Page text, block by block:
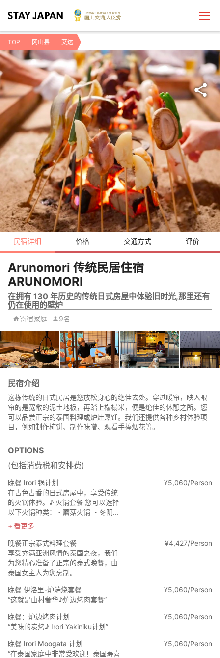
TOP 冈山县 艾达
民宿详细 价格 交通方式 评价
Arunomori 传统民居住宿
ARUNOMORI
在拥有 130 年历史的传统日式房屋中体验旧时光,那里还有
仍在使用的壁炉
寄宿家庭 9名
民宿介绍
这栋传统的日式民居是您放松身心的绝佳去处。穿过暖帘，映入眼
帘的是宽敞的泥土地板，再踏上榻榻米，便是绝佳的休憩之所。您
可以品尝正宗的泰国料理或炉灶烹饪。我们还提供各种乡村体验项
目，例如制作柿饼、制作味噌、观看手捧烟花等。
OPTIONS
(包括消费税和安排费)
晚餐 Irori 锅计划
在古色古香的日式房屋中，享受传统
的火锅体验。♪ 火锅套餐 您可以选择
以下火锅种类：・蘑菇火锅 ・冬阴...
看更多
¥5,060/Person
晚餐正宗泰式料理套餐
享受充满亚洲风情的泰国之夜，我们
为您精心准备了正宗的泰式晚餐，由
泰国女主人为您烹制。
¥4,427/Person
晚餐 伊洛里-炉端烧套餐
“这就是山村奢华♪炉边烤肉套餐”
¥5,060/Person
晚餐：炉边烤肉计划
“美味的炭烤♪ Irori Yakiniku计划”
¥5,060/Person
晚餐 Irori Moogata 计划
“在泰国家庭中非常受欢迎！泰国寿喜
¥5,060/Person